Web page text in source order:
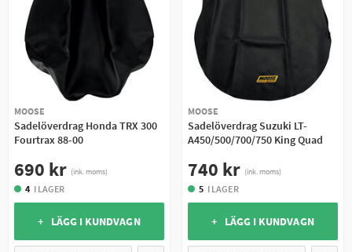
MOOSE
Sadelöverdrag Honda TRX 300
Fourtrax 88-00
690 kr (ink. moms)
4 I LAGER
+ LÄGG I KUNDVAGN
MOOSE
Sadelöverdrag Suzuki LT-
A450/500/700/750 King Quad
740 kr (ink. moms)
5 I LAGER
+ LÄGG I KUNDVAGN